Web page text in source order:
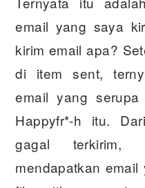
email yang saya
kirim email apa?
di item sent,
email yang
Happyfr*-h itu.
gagal terkirim,
mendapatkan